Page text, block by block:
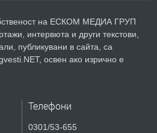
преди 2 години
В МАРОНЯ
на ЕСКОМ МЕДИА ГРУП
интервюта и други текстови,
публикувани в сайта, са
освен ако изрично е
Телефони
0301/53-655